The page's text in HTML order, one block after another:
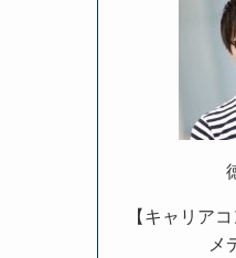
【キャリア
メ